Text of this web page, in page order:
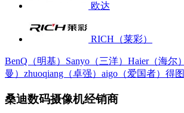
欧达
RICH（莱彩）
BenQ（明基） Sanyo（三洋） Haier（海尔）
曼） zhuoqiang（卓强） aigo（爱国者） 得图
桑迪数码摄像机经销商